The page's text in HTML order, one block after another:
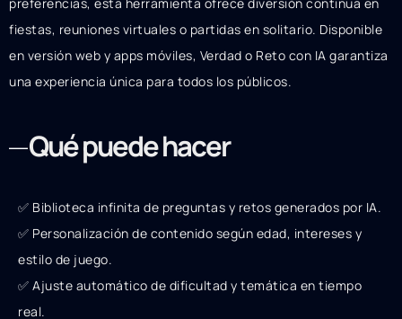
fiestas, reuniones virtuales o partidas en solitario. Disponible
en versión web y apps móviles, Verdad o Reto con IA garantiza
una experiencia única para todos los públicos.
Qué puede hacer
✅ Biblioteca infinita de preguntas y retos generados por IA.
✅ Personalización de contenido según edad, intereses y
estilo de juego.
✅ Ajuste automático de dificultad y temática en tiempo
real.